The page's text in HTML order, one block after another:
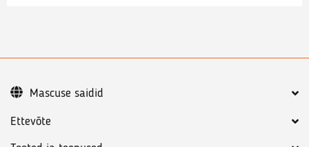
Ettevõte
Mascuse saidid